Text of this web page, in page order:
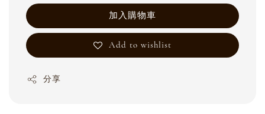
加入購物車
Add to wishlist
分享